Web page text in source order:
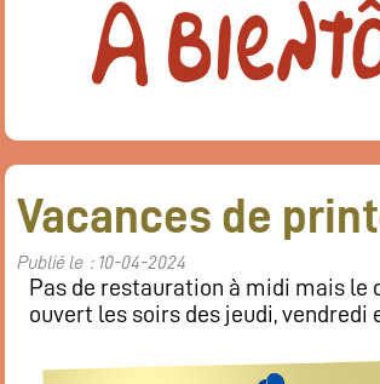
Vacances de
Publié le : 10-04-2024
Pas de restauration à midi mais le
ouvert les soirs des jeudi, vendredi